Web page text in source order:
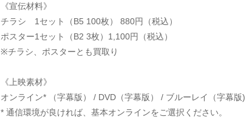
《宣伝材料》
チラシ 1セット（B5 100枚） 880円（税込）
ポスター1セット（B2 3枚）1,100円（税込）
※チラシ、ポスターとも買取り
《上映素材》
オンライン* （字幕版） / DVD（字幕版） / ブルーレイ（字幕版)
* 通信環境が良ければ、基本オンラインをご選択ください。